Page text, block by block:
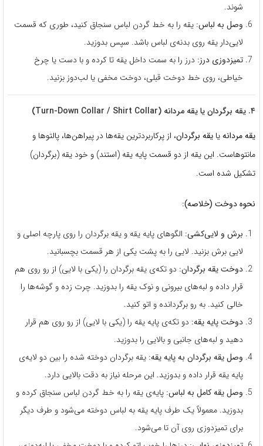
شوند.
وصل به لباس: یقه را به خط گردن لباس سنجاق کنید، طوری که قسمت
لایی‌دار یقه روی بدنه‌ی لباس باشد. سپس بدوزید.
تمیزدوزی درز: درز را به سمت داخل یقه تا کرده و با دست یا چرخ
خیاطی، روی خط دوخت قبلی، دوخت مخفی یا لب‌دوز بزنید.
۴. یقه برگردان یا یقه مردانه (Turn-Down Collar / Shirt Collar)
یقه مردانهیا یقه برگردان، از پرکاربردترین یقه‌ها در پیراهن‌ها، پالتوها و
مانتوهاست. این یقه از دو قسمت پایه یقه (استند) و خود یقه (برگردان)
تشکیل شده است.
نحوه دوخت (خلاصه):
برش و لایی‌کشی: الگوهای پایه یقه و یقه برگردان را روی پارچه اصلی و
لایی برش بزنید. لایی را به پشت یکی از هر قسمت بچسبانید.
دوخت یقه برگردان: دو تکه‌ی یقه برگردان را (یکی با لایی) از رو روی هم
قرار داده و لبه‌های بیرونی و نوک یقه را بدوزید. چرت زده و گوشه‌ها را
خالی کنید. به رو برگردانده و اتو کنید.
دوخت پایه یقه: دو تکه‌ی پایه یقه را (یکی با لایی) از رو روی هم قرار
دهید و لبه‌های جانبی و بالایی را بدوزید.
وصل یقه برگردان به پایه یقه: یقه برگردان دوخته شده را بین دو لایه‌ی
پایه یقه قرار داده و بدوزید. این مرحله نیاز به دقت بالایی دارد.
وصل یقه کامل به لباس: پایه‌ی یقه را به خط گردن لباس سنجاق کرده و
بدوزید. معمولاً یک طرف پایه یقه به لباس دوخته می‌شود و طرف دیگر
برای تمیزدوزی روی آن تا می‌شود.